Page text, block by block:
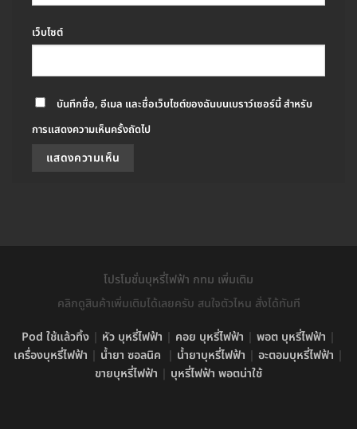
เว็บไซต์
บันทึกชื่อ, อีเมล และชื่อเว็บไซต์ของฉันบนเบราว์เซอร์นี้ สำหรับ
การแสดงความเห็นครั้งถัดไป
โปรโมชั่นบุหรี่ไฟฟ้า กทม เพิ่มเติม
คลิกดูสินค้าเพิ่มเติมได้เลยครับ สนใจตัวไหน สั่งได้ทันที
Pod ใช้แล้วทิ้ง | หัว บุหรี่ไฟฟ้า | คอย บุหรี่ไฟฟ้า | พอต บุหรี่ไฟฟ้า |
เครื่องบุหรี่ไฟฟ้า | น้ำยา ซอลนิค | น้ำยาบุหรี่ไฟฟ้า | อะตอมบุหรี่ไฟฟ้า |
ขายบุหรี่ไฟฟ้า | บุหรี่ไฟฟ้า พอตน่าใช้